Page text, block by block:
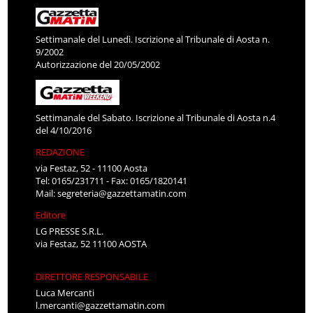
Settimanale del Lunedì. Iscrizione al Tribunale di Aosta n.
9/2002
Autorizzazione del 20/05/2002
Settimanale del Sabato. Iscrizione al Tribunale di Aosta n.4
del 4/10/2016
REDAZIONE
via Festaz, 52 - 11100 Aosta
Tel: 0165/231711 - Fax: 0165/1820141
Mail:segreteria@gazzettamatin.com
Editore
LG PRESSE S.R.L.
via Festaz, 52 11100 AOSTA
DIRETTORE RESPONSABILE
Luca Mercanti
l.mercanti@gazzettamatin.com